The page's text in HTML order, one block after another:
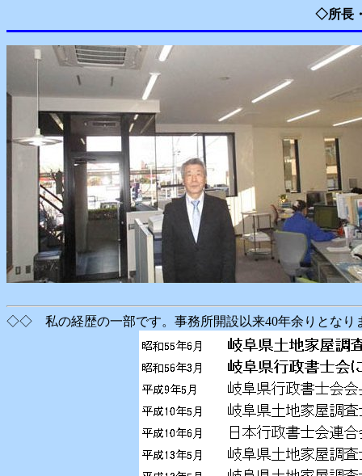
◇所長
◇◇ 私の経歴の一部です。事務所開設以来40年余りとな